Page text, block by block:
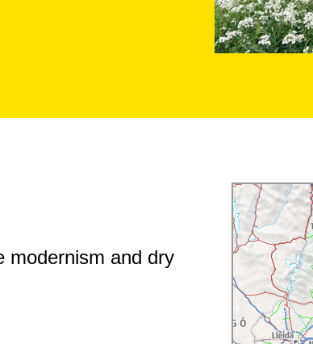
modernism and dry